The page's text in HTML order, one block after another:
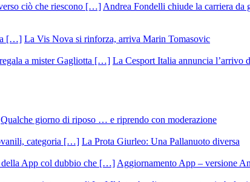
Andrea Fondelli chiude la carriera da
La Vis Nova si rinforza, arriva Marin Tomasovic
La Cesport Italia annuncia l’arrivo
Qualche giorno di riposo … e riprendo con moderazione
La Prota Giurleo: Una Pallanuoto diversa
Aggiornamento App – versione